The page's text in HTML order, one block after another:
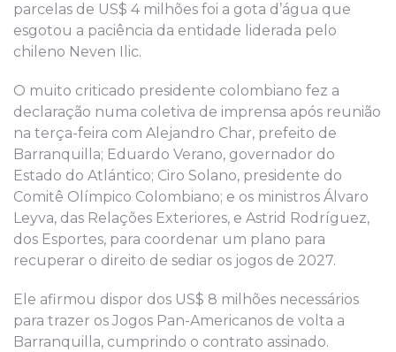
parcelas de US$ 4 milhões foi a gota d’água que
esgotou a paciência da entidade liderada pelo
chileno Neven Ilic.
O muito criticado presidente colombiano fez a
declaração numa coletiva de imprensa após reunião
na terça-feira com Alejandro Char, prefeito de
Barranquilla; Eduardo Verano, governador do
Estado do Atlántico; Ciro Solano, presidente do
Comitê Olímpico Colombiano; e os ministros Álvaro
Leyva, das Relações Exteriores, e Astrid Rodríguez,
dos Esportes, para coordenar um plano para
recuperar o direito de sediar os jogos de 2027.
Ele afirmou dispor dos US$ 8 milhões necessários
para trazer os Jogos Pan-Americanos de volta a
Barranquilla, cumprindo o contrato assinado.